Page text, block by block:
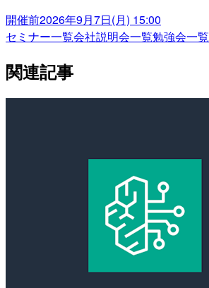
開催前2026年9月7日(月) 15:00
セミナー一覧会社説明会一覧勉強会一覧
関連記事